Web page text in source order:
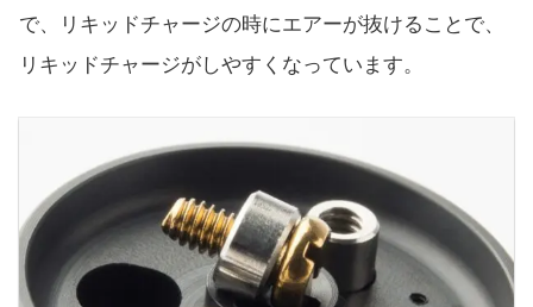
で、リキッドチャージの時にエアーが抜けることで、
リキッドチャージがしやすくなっています。